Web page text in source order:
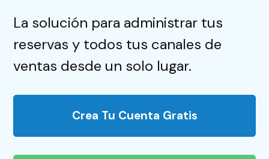
La solución para administrar tus
reservas y todos tus canales de
ventas desde un solo lugar.
Crea Tu Cuenta Gratis